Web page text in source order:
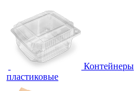
Контейнеры
пластиковые